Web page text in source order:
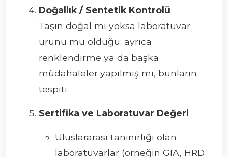
Doğallık / Sentetik Kontrolü
Taşın doğal mı yoksa laboratuvar
ürünü mü olduğu; ayrıca
renklendirme ya da başka
müdahaleler yapılmış mı, bunların
tespiti.
Sertifika ve Laboratuvar Değeri
Uluslararası tanınırlığı olan
laboratuvarlar (örneğin GIA, HRD